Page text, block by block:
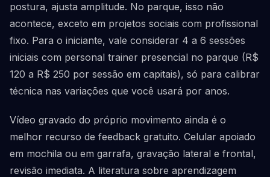
postura, ajusta amplitude. No parque, isso não
acontece, exceto em projetos sociais com profissional
fixo. Para o iniciante, vale considerar 4 a 6 sessões
iniciais com personal trainer presencial no parque (R$
120 a R$ 250 por sessão em capitais), só para calibrar
técnica nas variações que você usará por anos.
Vídeo gravado do próprio movimento ainda é o
melhor recurso de feedback gratuito. Celular apoiado
em mochila ou em garrafa, gravação lateral e frontal,
revisão imediata. A literatura sobre aprendizagem